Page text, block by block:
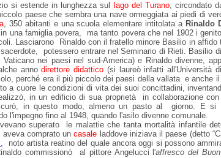
si estende in lunghezza sul lago del Turano, circondato
paese che sembra una nave ormeggiata ai piedi di
, 350 abitanti e una scuola elementare intitolata a Rinaldo
una famiglia povera, ma tanto povera che nel 1902 i
Lasciarono Rinaldo con il fratello minore Basilio in affido
potessero entrare nel Seminario di Rieti. Basilio
nei paesi nel sud-America) e Rinaldo divenne,
annodirettore didattico (si laureò infatti all'Università
perché era il più piccolo dei paesi della vallata e anche il
a cuore le condizioni di vita dei suoi concittadini,
in un edificio di sua proprietà in collaborazione
in questo modo, almeno un pasto al giorno. E si
l'impegno fino al 1948, quando l'asilo divenne comunale.
superato le malattie che tanta mortalità infantile
aveva comprato uncasale laddove iniziava il paese (detto
, noto artista reatino del quale ancora oggi si possono
commissionò al pittore Angelucci l'affresco del